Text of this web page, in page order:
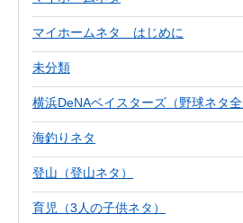
マイホームネタ はじめに
未分類
横浜DeNAベイスターズ（野球ネタ全
海釣りネタ
登山（登山ネタ）
育児（3人の子供ネタ）